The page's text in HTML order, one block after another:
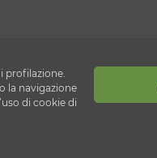
profilazione.
la navigazione
di cookie di